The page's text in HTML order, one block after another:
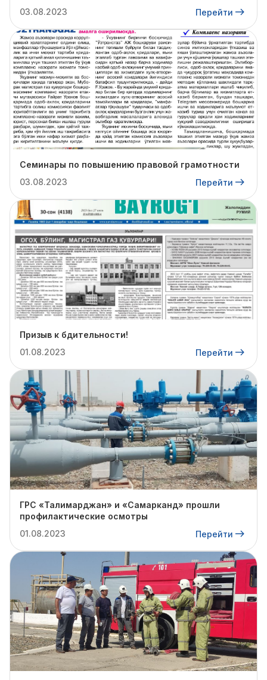
03.08.2023
Перейти
Семинары по повышению правовой грамотности
03.08.2023
Перейти
Призыв к бдительности!
01.08.2023
Перейти
ГРС «Талимарджан» и «Самарканд» прошли
профилактические осмотры
01.08.2023
Перейти